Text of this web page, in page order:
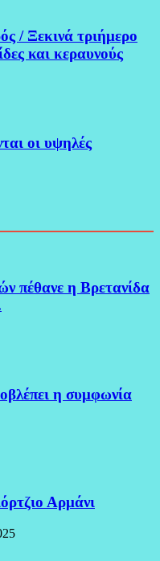
/ Ξεκινά τριήμερο
και κεραυνούς
οι υψηλές
πέθανε η Βρετανίδα
η συμφωνία
Αρμάνι